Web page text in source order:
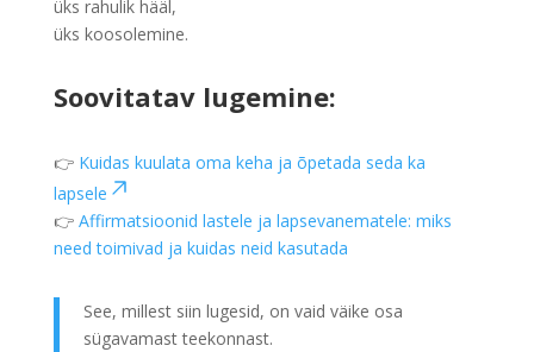
üks rahulik hääl,
üks koosolemine.
Soovitatav lugemine:
👉 Kuidas kuulata oma keha ja õpetada seda ka
lapsele
👉 Affirmatsioonid lastele ja lapsevanematele: miks
need toimivad ja kuidas neid kasutada
See, millest siin lugesid, on vaid väike osa
sügavamast teekonnast.